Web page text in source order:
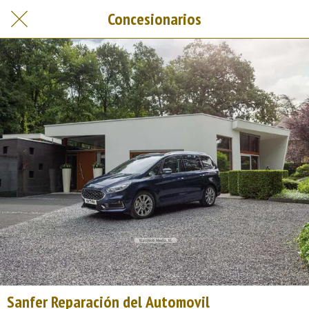
Concesionarios
Sanfer Reparación del Automovil